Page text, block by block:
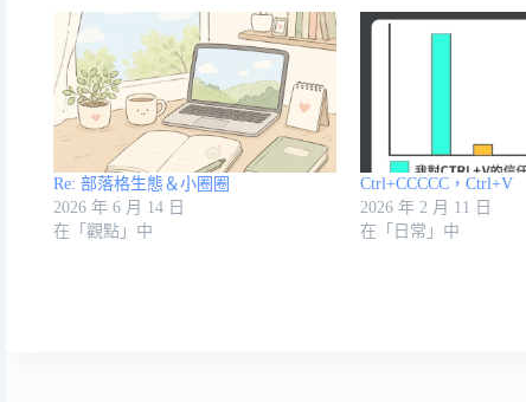
Re: 部落格生態＆小圈圈
2026 年 6 月 14 日
在「觀點」中
Ctrl+CCCCC，Ctrl+V
2026 年 2 月 11 日
在「日常」中